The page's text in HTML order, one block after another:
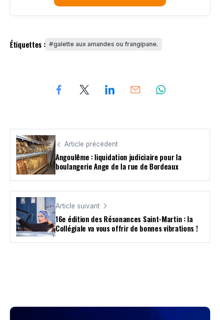
Étiquettes : galette aux amandes ou frangipane.
Article précédent
Angoulême : liquidation judiciaire pour la
boulangerie Ange de la rue de Bordeaux
Article suivant
16e édition des Résonances Saint-Martin : la
Collégiale va vous offrir de bonnes vibrations !